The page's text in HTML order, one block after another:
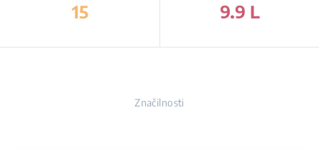
15 9.9 L
Značilnosti